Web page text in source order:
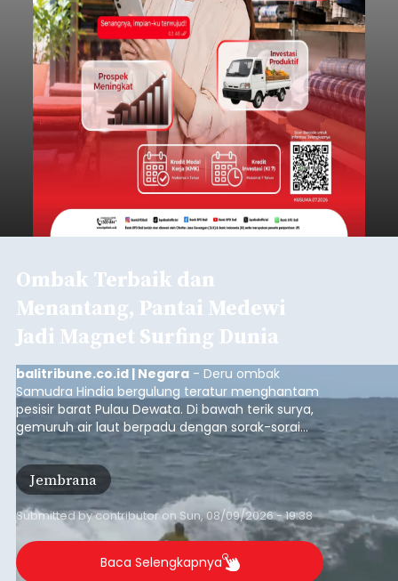
Ombak Terbaik dan
Menantang, Pantai Medewi
Jadi Magnet Surfing Dunia
balitribune.co.id | Negara - Deru ombak
Samudra Hindia bergulung teratur menghantam
pesisir barat Pulau Dewata. Di bawah terik surya,
gemuruh air laut berpadu dengan sorak-sorai
penonton yang memadati Pantai Medewi,
Kecamatan Pekutatan pada Minggu (9/8/2026).
Ratusan peselancar dari berbagai penjuru
nusantara berkompetisi menaklukan ombak
terbaik dan menantang.
Jembrana
Submitted bycontributoron Sun, 08/09/2026 - 19:38
Baca Selengkapnya